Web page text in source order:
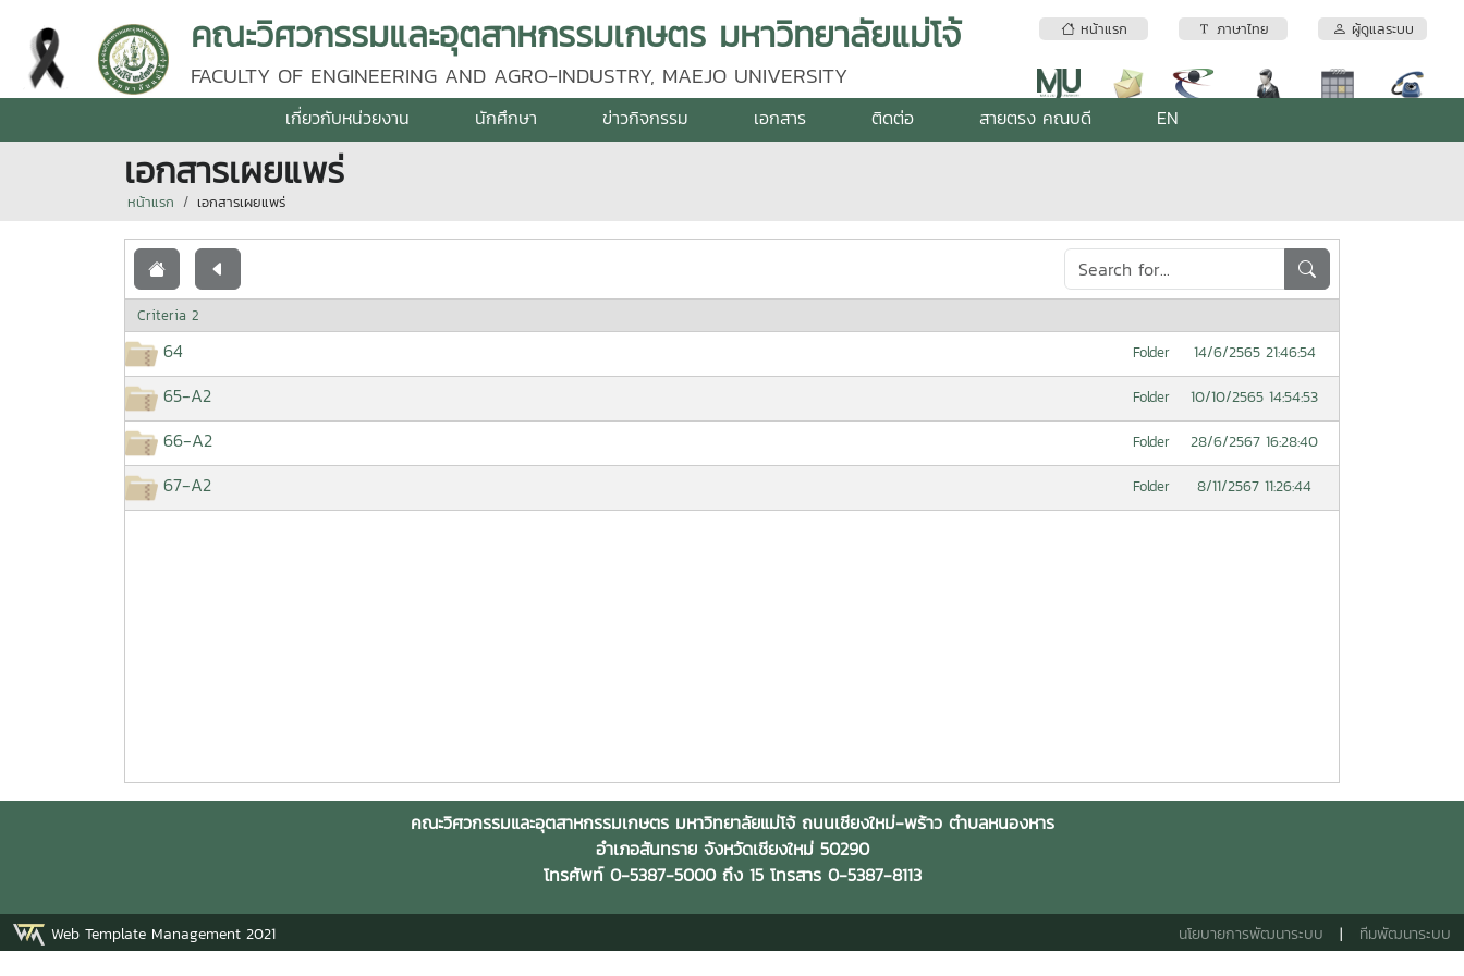
หน้าแรก ภาษาไทย ผู้ดูแลระบบ
คณะวิศวกรรมและอุตสาหกรรมเกษตร มหาวิทยาลัยแม่โจ้
FACULTY OF ENGINEERING AND AGRO-INDUSTRY, MAEJO UNIVERSITY
เกี่ยวกับหน่วยงาน นักศึกษา ข่าวกิจกรรม เอกสาร ติดต่อ สายตรง คณบดี EN
เอกสารเผยแพร่
หน้าแรก เอกสารเผยแพร่
Criteria 2
64 Folder 14/6/2565 21:46:54
65-A2 Folder 10/10/2565 14:54:53
66-A2 Folder 28/6/2567 16:28:40
67-A2 Folder 8/11/2567 11:26:44
คณะวิศวกรรมและอุตสาหกรรมเกษตร มหาวิทยาลัยแม่โจ้ ถนนเชียงใหม่-พร้าว ตำบลหนองหาร
อำเภอสันทราย จังหวัดเชียงใหม่ 50290
โทรศัพท์ 0-5387-5000 ถึง 15 โทรสาร 0-5387-8113
Web Template Management 2021 นโยบายการพัฒนาระบบ | ทีมพัฒนาระบบ